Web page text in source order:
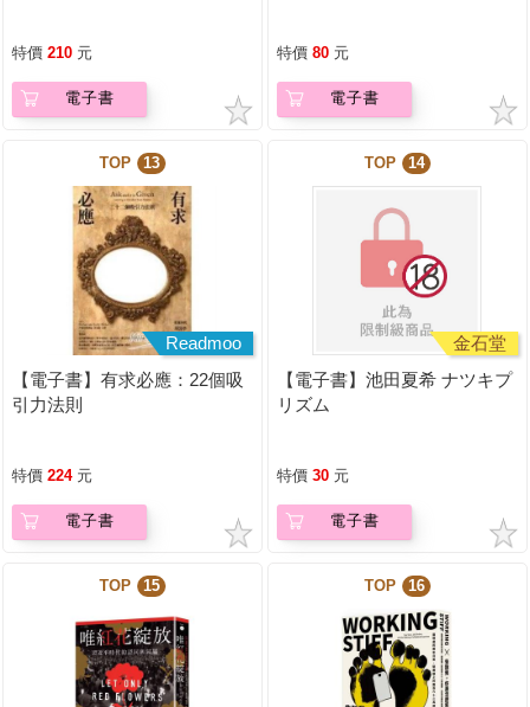
特價 210 元
電子書
特價 80 元
電子書
TOP 13
Readmoo
【電子書】有求必應：22個吸
引力法則
特價 224 元
電子書
TOP 14
金石堂
【電子書】池田夏希 ナツキプ
リズム
特價 30 元
電子書
TOP 15 TOP 16